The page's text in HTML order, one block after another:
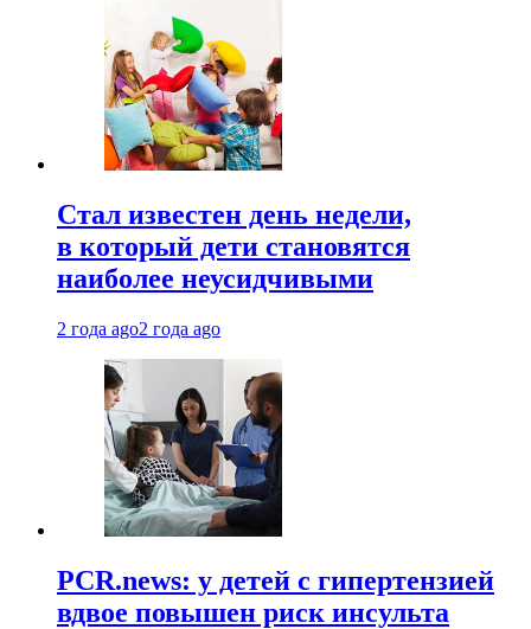
Стал известен день недели,
в который дети становятся
наиболее неусидчивыми
2 года ago2 года ago
PCR.news: у детей с гипертензией
вдвое повышен риск инсульта